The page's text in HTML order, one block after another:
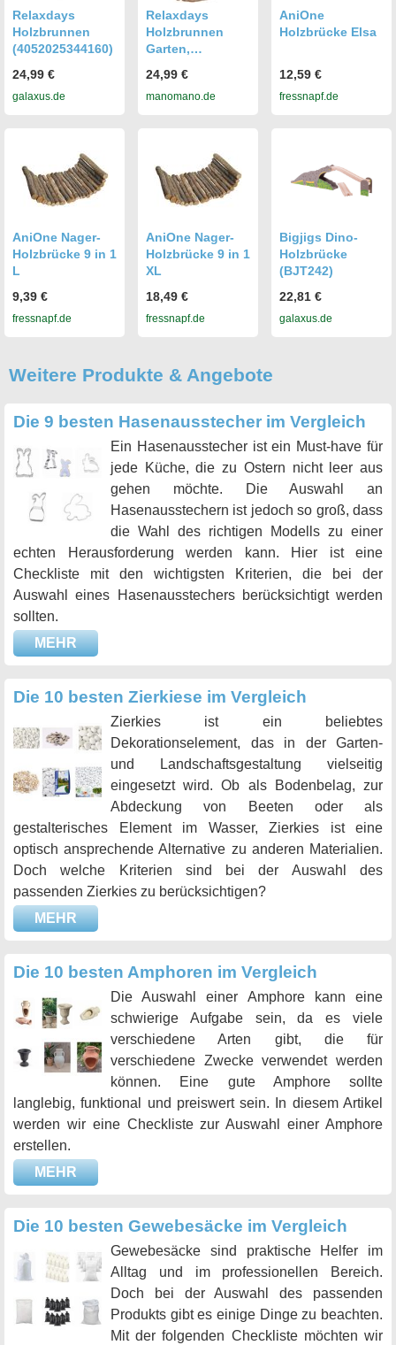
Relaxdays
Holzbrunnen
(4052025344160)
24,99 €
galaxus.de
Relaxdays
Holzbrunnen
Garten,
Zierbrunnen Aus
Holz,
43 X 25 X 18 Cm,
Natur
24,99 €
manomano.de
AniOne
Holzbrücke Elsa
12,59 €
fressnapf.de
AniOne Nager-
Holzbrücke 9 in 1
L
9,39 €
fressnapf.de
AniOne Nager-
Holzbrücke 9 in 1
XL
18,49 €
fressnapf.de
Bigjigs Dino-
Holzbrücke
(BJT242)
22,81 €
galaxus.de
Weitere Produkte & Angebote
Die 9 besten Hasenausstecher im Vergleich
Ein Hasenausstecher ist ein Must-have für
jede Küche, die zu Ostern nicht leer aus
gehen möchte. Die Auswahl an
Hasenausstechern ist jedoch so groß, dass
die Wahl des richtigen Modells zu einer
echten Herausforderung werden kann. Hier ist eine
Checkliste mit den wichtigsten Kriterien, die bei der
Auswahl eines Hasenausstechers berücksichtigt werden
sollten.
MEHR
Die 10 besten Zierkiese im Vergleich
Zierkies ist ein beliebtes
Dekorationselement, das in der Garten-
und Landschaftsgestaltung vielseitig
eingesetzt wird. Ob als Bodenbelag, zur
Abdeckung von Beeten oder als
gestalterisches Element im Wasser, Zierkies ist eine
optisch ansprechende Alternative zu anderen Materialien.
Doch welche Kriterien sind bei der Auswahl des
passenden Zierkies zu berücksichtigen?
MEHR
Die 10 besten Amphoren im Vergleich
Die Auswahl einer Amphore kann eine
schwierige Aufgabe sein, da es viele
verschiedene Arten gibt, die für
verschiedene Zwecke verwendet werden
können. Eine gute Amphore sollte
langlebig, funktional und preiswert sein. In diesem Artikel
werden wir eine Checkliste zur Auswahl einer Amphore
erstellen.
MEHR
Die 10 besten Gewebesäcke im Vergleich
Gewebesäcke sind praktische Helfer im
Alltag und im professionellen Bereich.
Doch bei der Auswahl des passenden
Produkts gibt es einige Dinge zu beachten.
Mit der folgenden Checkliste möchten wir